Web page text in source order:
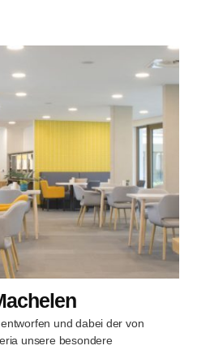
und dabei der von
unsere besondere